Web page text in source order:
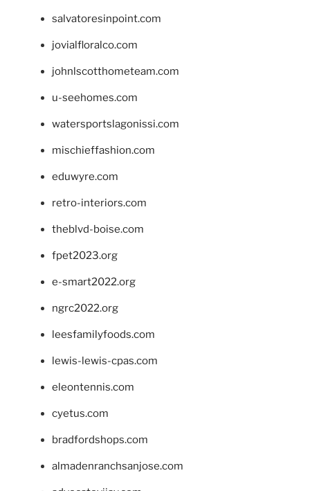
salvatoresinpoint.com
jovialfloralco.com
johnlscotthometeam.com
u-seehomes.com
watersportslagonissi.com
mischieffashion.com
eduwyre.com
retro-interiors.com
theblvd-boise.com
fpet2023.org
e-smart2022.org
ngrc2022.org
leesfamilyfoods.com
lewis-lewis-cpas.com
eleontennis.com
cyetus.com
bradfordshops.com
almadenranchsanjose.com